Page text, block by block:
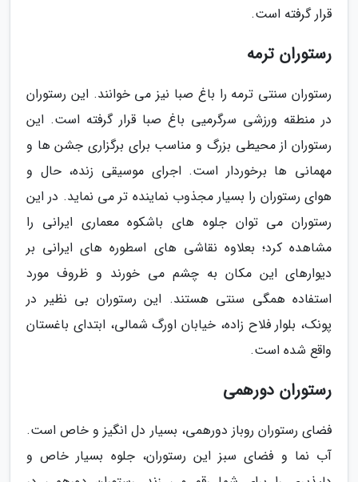
قرار گرفته است.
رستوران ترمه
رستوران سنتی ترمه را باغ صبا نیز می خوانند. این رستوران
در منطقه ورزشی سرگرمیی باغ صبا قرار گرفته است. این
رستوران از محیطی بزرگ و مناسب برای برگزاری جشن ها و
مهمانی ها برخوردار است. اجرای موسیقی زنده، حال و
هوای رستوران را بسیار مجذوب نماینده تر می نماید. در این
رستوران می توان جلوه های باشکوه معماری ایرانی را
مشاهده کرد؛ بعلاوه نقاشی های اسطوره های ایرانی بر
دیوارهای این مکان به چشم می خورند و ظروف مورد
استفاده همگی سنتی هستند. این رستوران بی نظیر در
پونک، بلوار فلاح زاده، خیابان اورگ شمالی، ابتدای باغستان
واقع شده است.
رستوران دورهمی
فضای رستوران روباز دورهمی، بسیار دل انگیز و خاص است.
آب نما و فضای سبز این رستوران، جلوه بسیار خاص و